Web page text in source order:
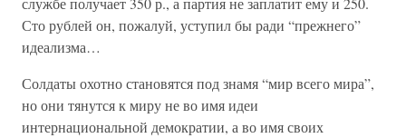
Сто рублей он, пожалуй, уступил бы ради “прежнего”
идеализма…
Солдаты охотно становятся под знамя “мир всего мира”,
но они тянутся к миру не во имя идеи
интернациональной демократии, а во имя своих